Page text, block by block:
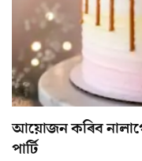
আয়োজন কৰিব
পাৰ্টি